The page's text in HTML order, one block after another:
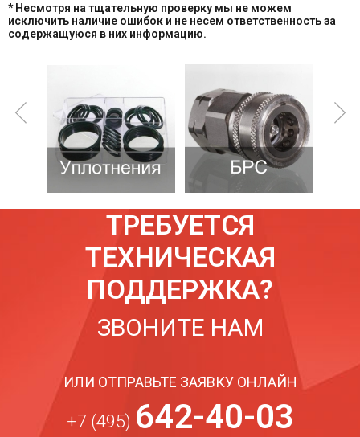
* Несмотря на тщательную проверку мы не можем
исключить наличие ошибок и не несем ответственность за
содержащуюся в них информацию.
ТРЕБУЕТСЯ
ТЕХНИЧЕСКАЯ
ПОДДЕРЖКА?
ЗВОНИТЕ НАМ
ИЛИ ОТПРАВЬТЕ ЗАЯВКУ ОНЛАЙН
+7 (495) 642-40-03